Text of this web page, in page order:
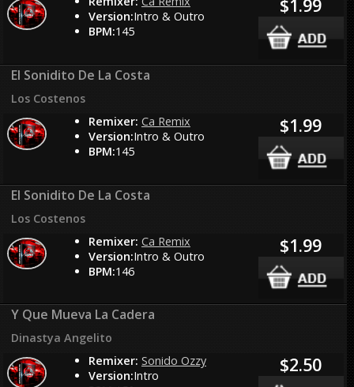
Version:Intro & Outro
BPM:145
$1.99
El Sonidito De La Costa
Los Costenos
Remixer: Ca Remix
Version:Intro & Outro
BPM:145
$1.99
El Sonidito De La Costa
Los Costenos
Remixer: Ca Remix
Version:Intro & Outro
BPM:146
$1.99
Y Que Mueva La Cadera
Dinastya Angelito
Remixer: Sonido Ozzy
Version:Intro
$2.50